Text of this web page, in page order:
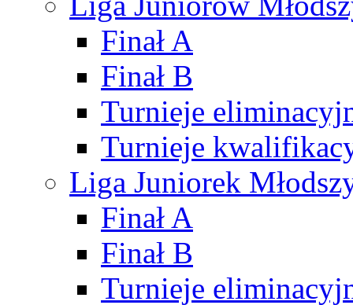
Finał A
Finał B
Turnieje
Turnieje
Liga Juniorek
Finał A
Finał B
Turnieje